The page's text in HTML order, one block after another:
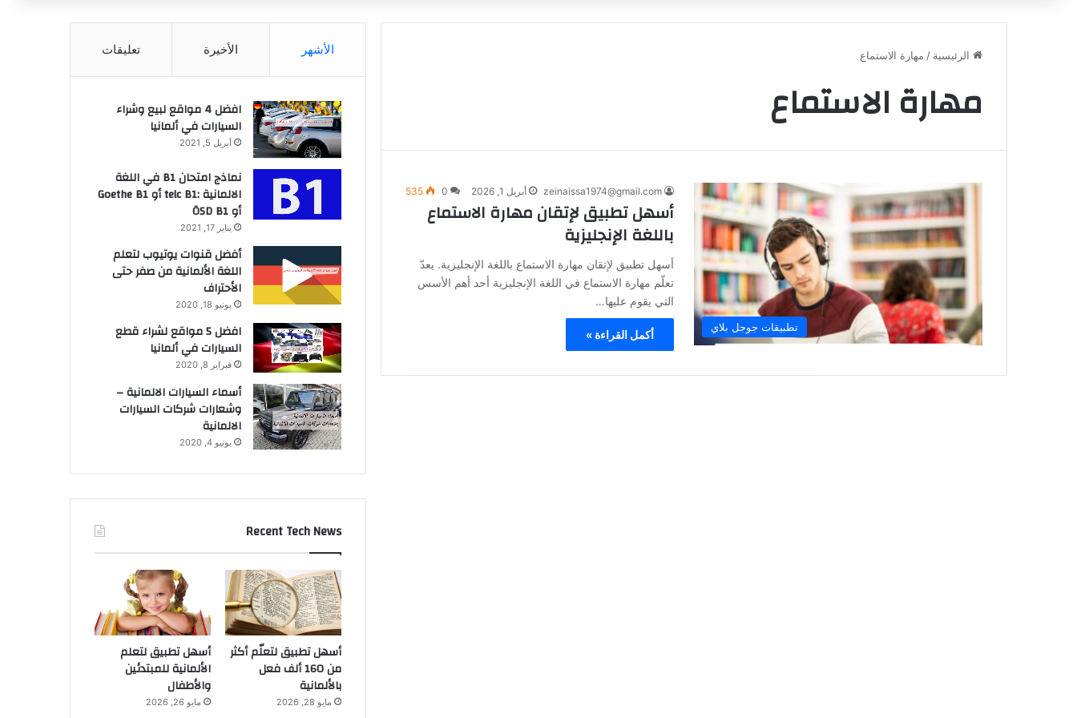
الرئيسية / مهارة الاستماع
مهارة الاستماع
تطبيقات جوجل بلاي
zeinaissa1974@gmail.com أبريل 1, 2026 0
535
أسهل تطبيق لإتقان مهارة الاستماع
باللغة الإنجليزية
أسهل تطبيق لإتقان مهارة الاستماع باللغة الإنجليزية. يعدّ
تعلّم مهارة الاستماع في اللغة الإنجليزية أحد أهم الأسس
التي يقوم عليها…
أكمل القراءة »
الأشهر الأخيرة تعليقات
افضل 4 مواقع لبيع وشراء
السيارات في ألمانيا
أبريل 5, 2021
نماذج امتحان B1 في اللغة
الالمانية :telc B1 أو Goethe B1
أو ÖSD B1
يناير 17, 2021
أفضل قنوات يوتيوب لتعلم
اللغة الألمانية من صفر حتى
الأحتراف
يونيو 18, 2020
افضل 5 مواقع لشراء قطع
السيارات في ألمانيا
فبراير 8, 2020
أسماء السيارات الالمانية –
وشعارات شركات السيارات
الالمانية
يونيو 4, 2020
Recent Tech News
أسهل تطبيق لتعلّم أكثر
من 160 ألف فعل
بالألمانية
مايو 28, 2026
أسهل تطبيق لتعلم
الألمانية للمبتدئين
والأطفال
مايو 26, 2026